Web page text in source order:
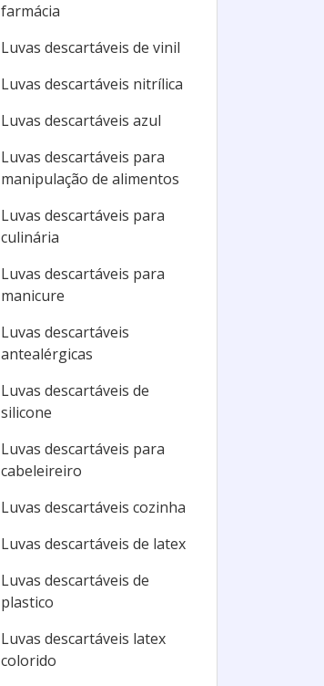
farmácia
Luvas descartáveis de vinil
Luvas descartáveis nitrílica
Luvas descartáveis azul
Luvas descartáveis para
manipulação de alimentos
Luvas descartáveis para
culinária
Luvas descartáveis para
manicure
Luvas descartáveis
antealérgicas
Luvas descartáveis de
silicone
Luvas descartáveis para
cabeleireiro
Luvas descartáveis cozinha
Luvas descartáveis de latex
Luvas descartáveis de
plastico
Luvas descartáveis latex
colorido